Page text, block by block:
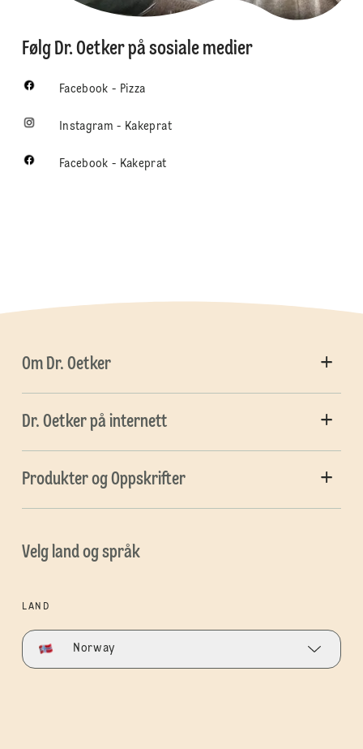
Følg Dr. Oetker på sosiale medier
Facebook - Pizza
Instagram - Kakeprat
Facebook - Kakeprat
Om Dr. Oetker
Dr. Oetker på internett
Produkter og Oppskrifter
Velg land og språk
LAND
Norway